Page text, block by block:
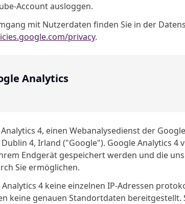
Account ausloggen.
mit Nutzerdaten finden Sie in der
privacy.
Analytics
4, einen Webanalysedienst der
4, Irland ("Google"). Google Analytics 4
Endgerät gespeichert werden und die
Sie ermöglichen.
4 keine einzelnen IP-Adressen
keine genauen Standortdaten bereitgestellt.